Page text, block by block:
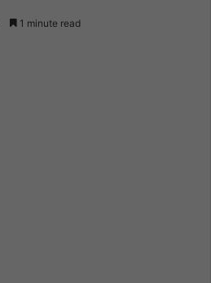
1 minute read